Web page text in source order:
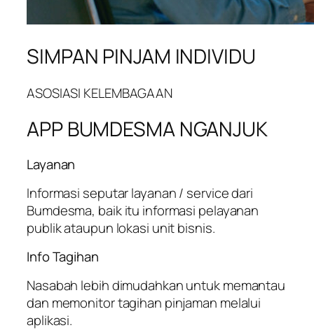
SIMPAN PINJAM INDIVIDU
ASOSIASI KELEMBAGAAN
APP BUMDESMA NGANJUK
Layanan
Informasi seputar layanan / service dari
Bumdesma, baik itu informasi pelayanan
publik ataupun lokasi unit bisnis.
Info Tagihan
Nasabah lebih dimudahkan untuk memantau
dan memonitor tagihan pinjaman melalui
aplikasi.